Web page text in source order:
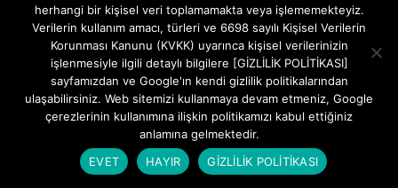
herhangi bir kişisel veri toplamamakta veya işlememekteyiz.
Verilerin kullanım amacı, türleri ve 6698 sayılı Kişisel Verilerin
Korunması Kanunu (KVKK) uyarınca kişisel verilerinizin
işlenmesiyle ilgili detaylı bilgilere [GİZLİLİK POLİTİKASI]
sayfamızdan ve Google'ın kendi gizlilik politikalarından
ulaşabilirsiniz. Web sitemizi kullanmaya devam etmeniz, Google
çerezlerinin kullanımına ilişkin politikamızı kabul ettiğiniz
anlamına gelmektedir.
EVET
HAYIR GİZLİLİK POLİTİKASI